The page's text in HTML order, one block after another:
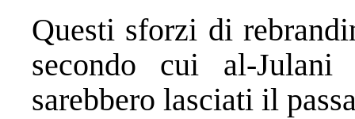
Questi sforzi di
secondo cui al-
sarebbero lasciati il